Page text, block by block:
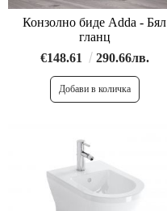
Конзолно биде Adda - Бял
гланц
€148.61
290.66лв.